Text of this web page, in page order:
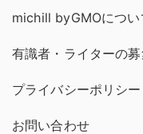
michill byGMOについ
有識者・ライターの
プライバシーポリシー
お問い合わせ